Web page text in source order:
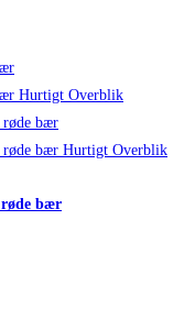
Hurtigt Overblik
Hurtigt Overblik
bær